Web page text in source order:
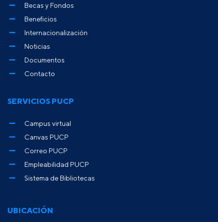
UBICACIÓN
Becas y Fondos
Beneficios
Internacionalización
Noticias
Documentos
Contacto
SERVICIOS PUCP
Campus virtual
Canvas PUCP
Correo PUCP
Empleabilidad PUCP
Sistema de Bibliotecas